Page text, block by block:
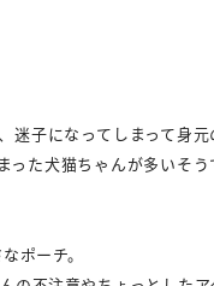
迷子になってしまって身元
った犬猫ちゃんが多いそう
ポーチ。